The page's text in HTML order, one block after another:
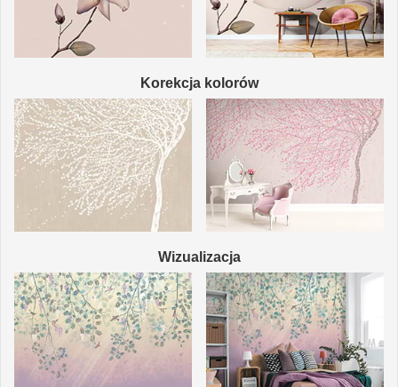
Korekcja kolorów
Wizualizacja